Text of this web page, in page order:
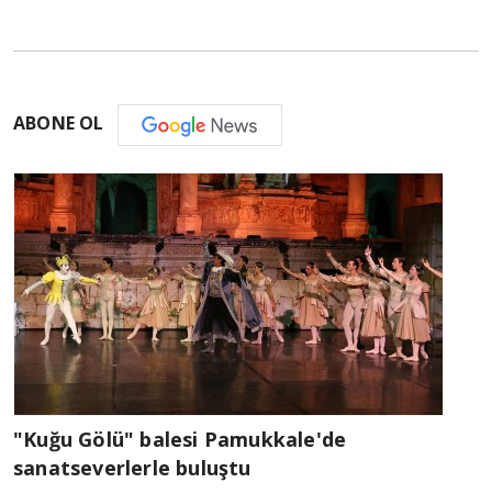
ABONE OL
"Kuğu Gölü" balesi Pamukkale'de
sanatseverlerle buluştu